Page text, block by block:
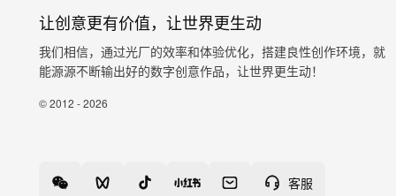
让创意更有价值，让世界更生动
我们相信，通过光厂的效率和体验优化，搭建良性创作环境，就
能源源不断输出好的数字创意作品，让世界更生动！
© 2012 - 2026
客服